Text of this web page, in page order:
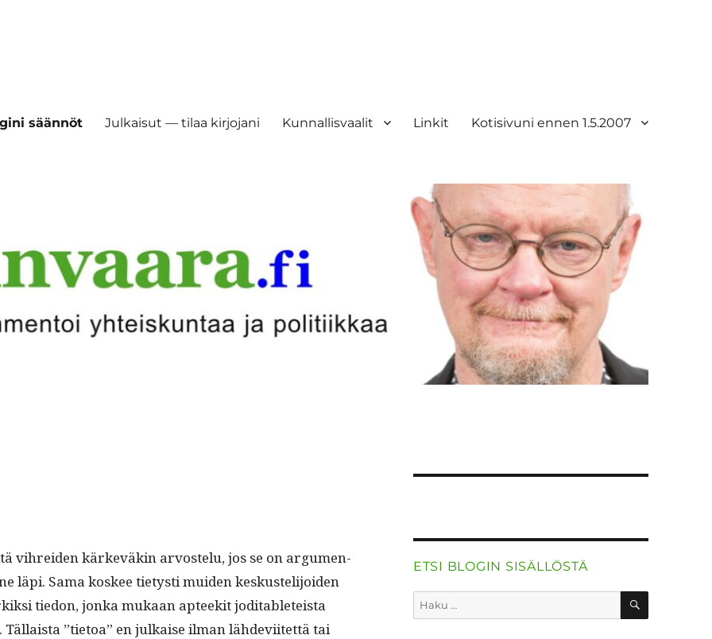
säännöt Julkaisut — tilaa kirjojani Kunnallisvaalit Linkit Kotisivuni ennen 1.5.2007
vihrei­den kärkeväkin arvostelu, jos se on argu­men­
läpi. Sama kos­kee tietysti muiden keskustelijoiden
tiedon, jon­ka mukaan apteek­it joditableteista
”tietoa” en julkaise ilman lähde­vi­itet­tä tai
ETSI BLOGIN SISÄLLÖSTÄ
Etsi: HAKU